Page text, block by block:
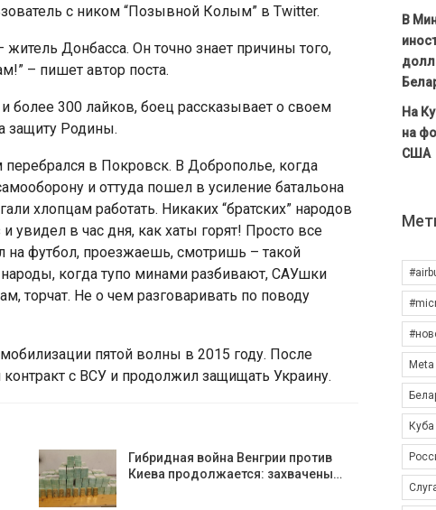
с ником “Позывной Колым” в Twitter.
Донбасса. Он точно знает причины того,
– пишет автор поста.
более 300 лайков, боец рассказывает о своем
защиту Родины.
перебрался в Покровск. В Доброполье, когда
и оттуда пошел в усиление батальона
хлопцам работать. Никаких “братских” народов
увидел в час дня, как хаты горят! Просто все
на футбол, проезжаешь, смотришь – такой
когда тупо минами разбивают, САУшки
торчат. Не о чем разговаривать по поводу
пятой волны в 2015 году. После
с ВСУ и продолжил защищать Украину.
Гибридная война Венгрии против
Киева продолжается: захвачены…
В
На
на
США
Meta
Куба